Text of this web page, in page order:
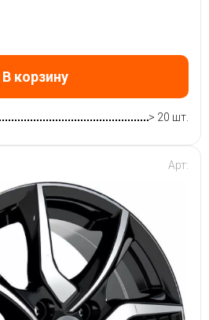
В корзину
> 20 шт.
Арт: